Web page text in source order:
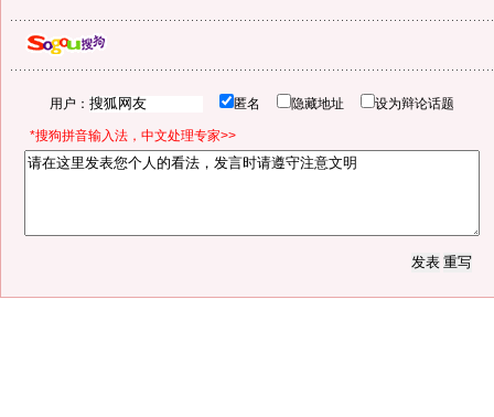
用户： 匿名 隐藏地址 设为辩论话题
*搜狗拼音输入法，中文处理专家>>